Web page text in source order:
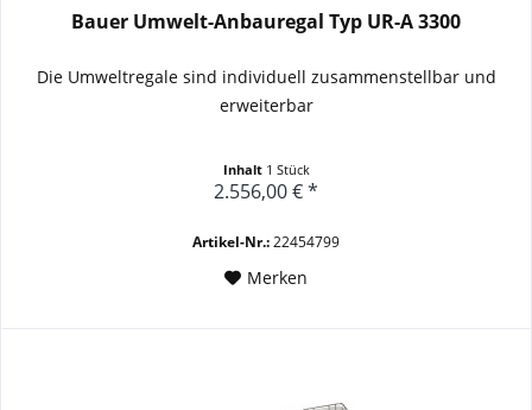
Bauer Umwelt-Anbauregal Typ UR-A 3300
Die Umweltregale sind individuell zusammenstellbar und
erweiterbar
Inhalt 1 Stück
2.556,00 € *
Artikel-Nr.:22454799
Merken